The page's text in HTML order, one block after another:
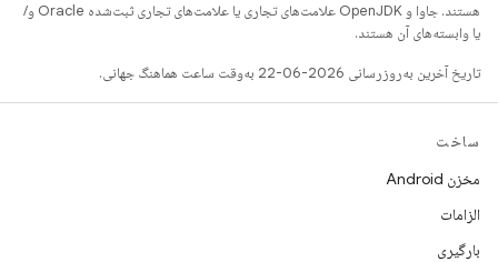
هستند. جاوا و OpenJDK علامت‌های تجاری یا علامت‌های تجاری ثبت‌شده Oracle و/
یا وابسته‌های آن هستند.
تاریخ آخرین به‌روزرسانی 2026-06-22 به‌وقت ساعت هماهنگ جهانی.
ساخت
مخزن Android
الزامات
بارگیری